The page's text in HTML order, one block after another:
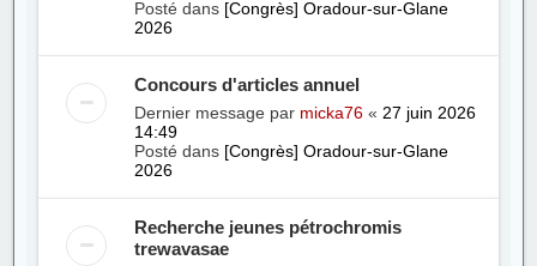
Posté dans [Congrès] Oradour-sur-Glane
2026
Concours d'articles annuel
Dernier message par micka76 « 27 juin 2026
14:49
Posté dans [Congrès] Oradour-sur-Glane
2026
Recherche jeunes pétrochromis
trewavasae